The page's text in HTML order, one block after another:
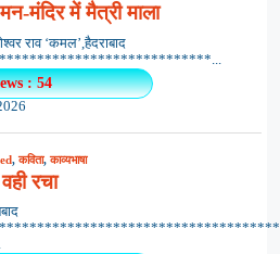
मंदिर में मैत्री माला
राव ‘कमल’,हैदराबाद
: 54
,कविता,काव्यभाषा
रचा